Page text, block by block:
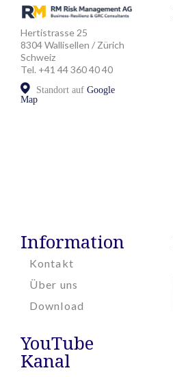
Hertistrasse 25
8304 Wallisellen / Zürich
Schweiz
Tel. +41 44 360 40 40
Standort auf Google
Map
Information
Kontakt
Über uns
Download
YouTube
Kanal